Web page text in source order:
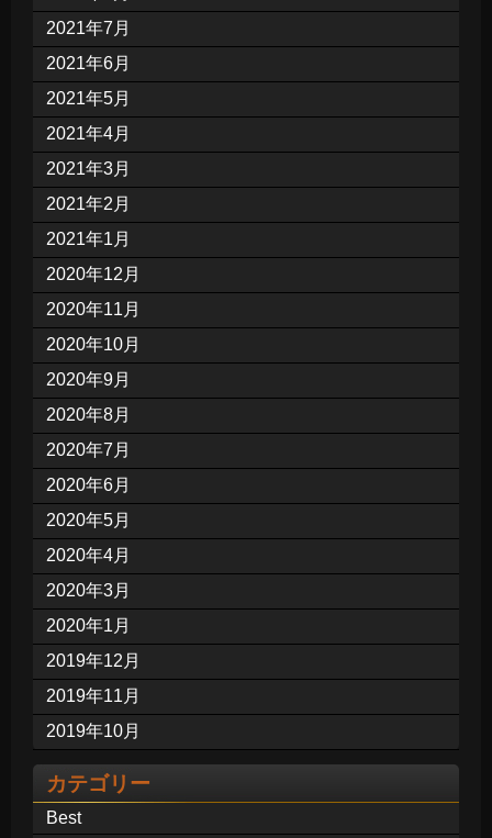
2021年7月
2021年6月
2021年5月
2021年4月
2021年3月
2021年2月
2021年1月
2020年12月
2020年11月
2020年10月
2020年9月
2020年8月
2020年7月
2020年6月
2020年5月
2020年4月
2020年3月
2020年1月
2019年12月
2019年11月
2019年10月
カテゴリー
Best